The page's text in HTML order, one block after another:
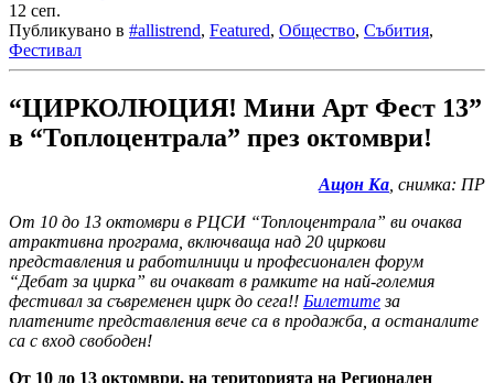
12 сеп.
Публикувано в #allistrend, Featured, Общество, Събития,
Фестивал
“ЦИРКОЛЮЦИЯ! Мини Арт Фест 13”
в “Топлоцентрала” през октомври!
Ащон Ка , снимка: ПР
От 10 до 13 октомври в РЦСИ “Топлоцентрала” ви очаква
атрактивна програма, включваща над 20 циркови
представления и работилници и професионален форум
“Дебат за цирка” ви очакват в рамките на най-големия
фестивал за съвременен цирк до сега!! Билетитеза
платените представления вече са в продажба, а останалите
са с вход свободен!
От 10 до 13 октомври, на територията на Регионален